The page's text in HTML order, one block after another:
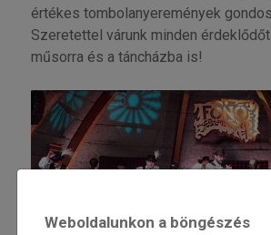
értékes tombolanyeremények
Szeretettel várunk minden
műsorra és a táncházba is!
Weboldalunkon a böngészés